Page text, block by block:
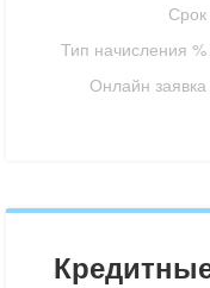
Срок
Тип начисления %
Онлайн заявка